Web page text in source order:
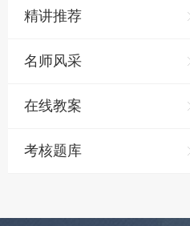
精讲推荐
名师风采
在线教案
考核题库